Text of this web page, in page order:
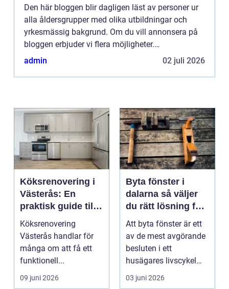
Den här bloggen blir dagligen läst av personer ur
alla åldersgrupper med olika utbildningar och
yrkesmässig bakgrund. Om du vill annonsera på
bloggen erbjuder vi flera möjligheter.
Bannerannonser är endast ett av alternativen.
admin 02 juli 2026
Köksrenovering i
Västerås: En
praktisk guide till
ett lyckat projekt
Köksrenovering
Västerås handlar för
många om att få ett
funktionell...
09 juni 2026
Byta fönster i
dalarna så väljer
du rätt lösning för
hus och klimat
Att byta fönster är ett
av de mest avgörande
besluten i ett
husägares livscykel
med sitt hem. Rätt f...
03 juni 2026